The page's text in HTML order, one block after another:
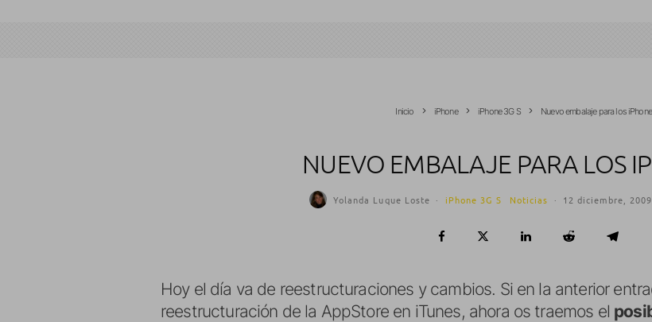
Inicio iPhone iPhone 3G S Nuevo embalaje para los
NUEVO EMBALAJE PARA LOS
Yolanda Luque Loste · iPhone 3G S Noticias · 12 diciembre, 2009
Hoy el día va de reestructuraciones y cambios. Si en la anterior
reestructuración de la AppStore en iTunes, ahora os traemos el p